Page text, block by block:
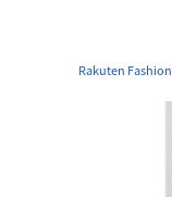
Rakuten Fashion